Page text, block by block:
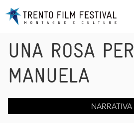
UNA ROSA PER
MANUELA
NARRATIVA